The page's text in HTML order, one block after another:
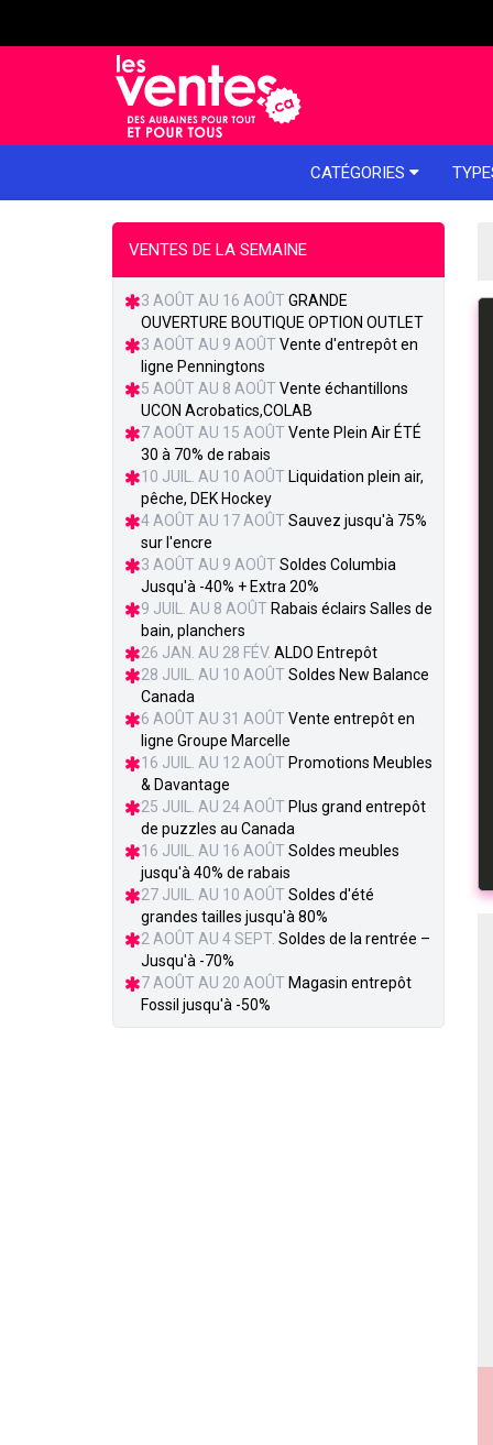
CATÉGORIES
VENTES DE LA SEMAINE
3 AOÛT AU 16 AOÛT GRANDE
OUVERTURE BOUTIQUE OPTION OUTLET
3 AOÛT AU 9 AOÛT Vente d'entrepôt en
ligne Penningtons
5 AOÛT AU 8 AOÛT Vente échantillons
UCON Acrobatics,COLAB
7 AOÛT AU 15 AOÛT Vente Plein Air ÉTÉ
30 à 70% de rabais
10 JUIL. AU 10 AOÛT Liquidation plein air,
pêche, DEK Hockey
4 AOÛT AU 17 AOÛT Sauvez jusqu'à 75%
sur l'encre
3 AOÛT AU 9 AOÛT Soldes Columbia
Jusqu'à -40% + Extra 20%
9 JUIL. AU 8 AOÛT Rabais éclairs Salles de
bain, planchers
26 JAN. AU 28 FÉV. ALDO Entrepôt
28 JUIL. AU 10 AOÛT Soldes New Balance
Canada
6 AOÛT AU 31 AOÛT Vente entrepôt en
ligne Groupe Marcelle
16 JUIL. AU 12 AOÛT Promotions Meubles
& Davantage
25 JUIL. AU 24 AOÛT Plus grand entrepôt
de puzzles au Canada
16 JUIL. AU 16 AOÛT Soldes meubles
jusqu'à 40% de rabais
27 JUIL. AU 10 AOÛT Soldes d'été
grandes tailles jusqu'à 80%
2 AOÛT AU 4 SEPT. Soldes de la rentrée –
Jusqu'à -70%
7 AOÛT AU 20 AOÛT Magasin entrepôt
Fossil jusqu'à -50%